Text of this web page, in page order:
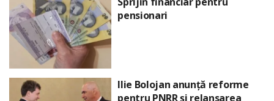
pensionari
Ilie Bolojan anunță reforme
pentru PNRR și relansarea